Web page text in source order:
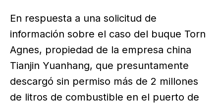
En respuesta a una solicitud de
información sobre el caso del buque Torn
Agnes, propiedad de la empresa china
Tianjin Yuanhang, que presuntamente
descargó sin permiso más de 2 millones
de litros de combustible en el puerto de